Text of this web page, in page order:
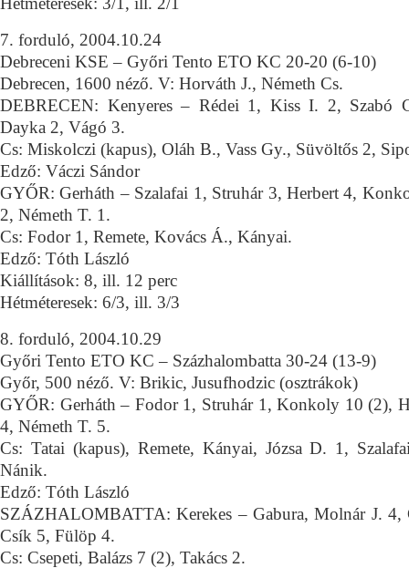
7. forduló, 2004.10.24
Debreceni KSE – Győri Tento ETO KC 20-20 (6-10)
Debrecen, 1600 néző. V: Horváth J., Németh Cs.
DEBRECEN: Kenyeres – Rédei 1, Kiss I. 2, Szabó
Dayka 2, Vágó 3.
Cs: Miskolczi (kapus), Oláh B., Vass Gy., Süvöltős 2,
Edző: Váczi Sándor
GYŐR: Gerháth – Szalafai 1, Struhár 3, Herbert 4,
2, Németh T. 1.
Cs: Fodor 1, Remete, Kovács Á., Kányai.
Edző: Tóth László
Kiállítások: 8, ill. 12 perc
Hétméteresek: 6/3, ill. 3/3
8. forduló, 2004.10.29
Győri Tento ETO KC – Százhalombatta 30-24 (13-9)
Győr, 500 néző. V: Brikic, Jusufhodzic (osztrákok)
GYŐR: Gerháth – Fodor 1, Struhár 1, Konkoly 10 (2),
4, Németh T. 5.
Cs: Tatai (kapus), Remete, Kányai, Józsa D. 1,
Nánik.
Edző: Tóth László
SZÁZHALOMBATTA: Kerekes – Gabura, Molnár J.
Csík 5, Fülöp 4.
Cs: Csepeti, Balázs 7 (2), Takács 2.